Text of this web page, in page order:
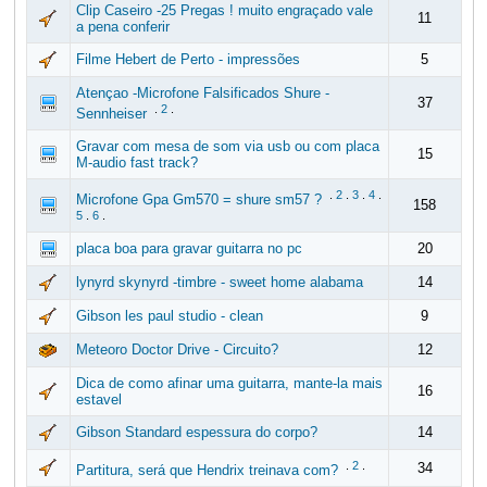
Clip Caseiro -25 Pregas ! muito engraçado vale
a pena conferir
11
Filme Hebert de Perto - impressões 5
Atençao -Microfone Falsificados Shure -
Sennheiser
2. 37
Gravar com mesa de som via usb ou com placa
M-audio fast track?
15
Microfone Gpa Gm570 = shure sm57 ? 2. 3. 4.
5. 6.
158
placa boa para gravar guitarra no pc 20
lynyrd skynyrd -timbre - sweet home alabama 14
Gibson les paul studio - clean 9
Meteoro Doctor Drive - Circuito? 12
Dica de como afinar uma guitarra, mante-la mais
estavel
16
Gibson Standard espessura do corpo? 14
Partitura, será que Hendrix treinava com? 2. 34